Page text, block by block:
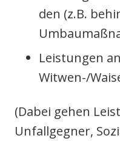
den (z.B.
Leis­tun­gen
Wit­wen-/
(Dabei gehen
Unfall­geg­ner,